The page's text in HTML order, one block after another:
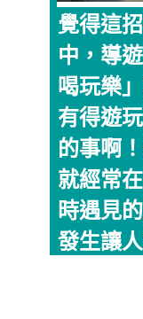
覺得這
中，導
喝玩樂
有得遊
的事啊
就經常
時遇見
發生讓